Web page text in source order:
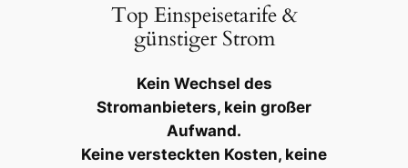
Top Einspeisetarife &
günstiger Strom
Kein Wechsel des
Stromanbieters, kein großer
Aufwand.
Keine versteckten Kosten, keine